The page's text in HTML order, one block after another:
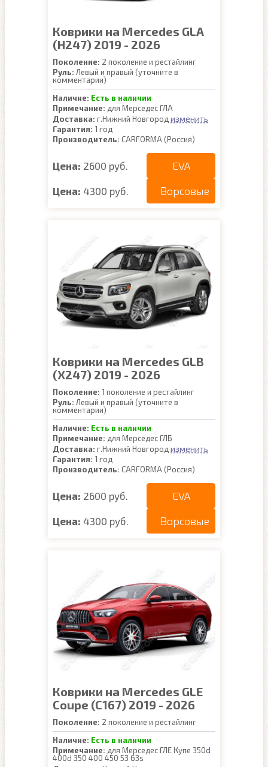
Коврики на Mercedes GLA
(H247) 2019 - 2026
Поколение: 2 поколение и рестайлинг
Руль: Левый и правый (уточните в
комментарии)
Наличие: Есть в наличии
Примечание: для Мерседес ГЛА
Доставка: г.Нижний Новгород изменить
Гарантия: 1 год
Производитель: CARFORMA (Россия)
Цена: 2600 руб. EVA
Цена: 4300 руб. Ворсовые
Коврики на Mercedes GLB
(X247) 2019 - 2026
Поколение: 1 поколение и рестайлинг
Руль: Левый и правый (уточните в
комментарии)
Наличие: Есть в наличии
Примечание: для Мерседес ГЛБ
Доставка: г.Нижний Новгород изменить
Гарантия: 1 год
Производитель: CARFORMA (Россия)
Цена: 2600 руб. EVA
Цена: 4300 руб. Ворсовые
Коврики на Mercedes GLE
Coupe (C167) 2019 - 2026
Поколение: 2 поколение и рестайлинг
Наличие: Есть в наличии
Примечание: для Мерседес ГЛЕ Купе 350d
400d 350 400 450 53 63s